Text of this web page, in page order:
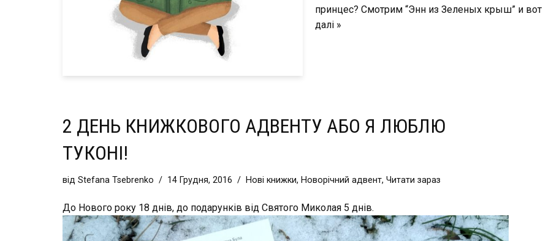
принцес? Смотрим “Энн из Зеленых крыш” и вот
далі »
2 ДЕНЬ КНИЖКОВОГО АДВЕНТУ АБО Я ЛЮБЛЮ
ТУКОНІ!
від Stefana Tsebrenko 14 Грудня, 2016 Нові книжки, Новорічний адвент, Читати зараз
До Нового року 18 днів, до подарунків від Святого Миколая 5 днів.